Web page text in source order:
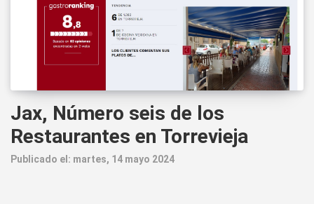
Jax, Número seis de los
Restaurantes en Torrevieja
Publicado el: martes, 14 mayo 2024